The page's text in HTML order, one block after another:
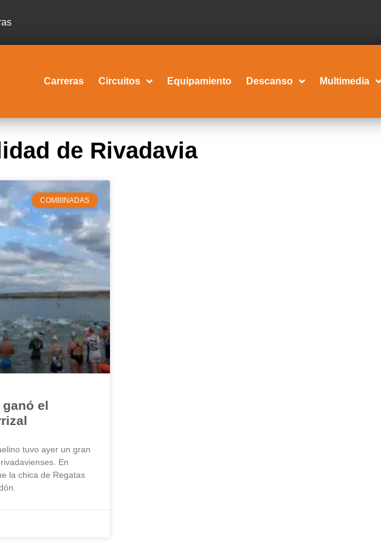
Carreras Circuitos Equipamiento Descanso Multimedia
de Rivadavia
COMBINADAS
el
tuvo ayer un gran
En
la chica de Regatas